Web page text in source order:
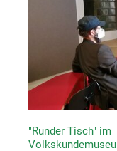
"Runder Tisch" im